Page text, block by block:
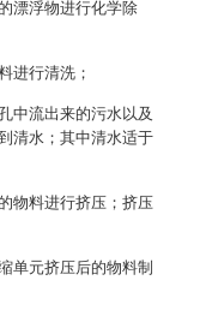
漂浮物进行化学除
进行清洗；
中流出来的污水以及
清水；其中清水适于
物料进行挤压；挤压
单元挤压后的物料制